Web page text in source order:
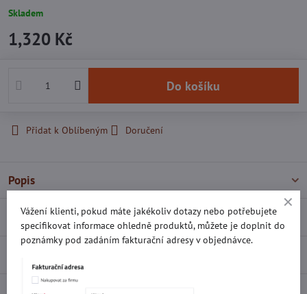
Skladem
1,320 Kč
Do košíku
Přidat k Oblíbeným Doručení
Popis
Recenze 0
Vážení klienti, pokud máte jakékoliv dotazy nebo potřebujete
specifikovat informace ohledně produktů, můžete je doplnit do
poznámky pod zadáním fakturační adresy v objednávce.